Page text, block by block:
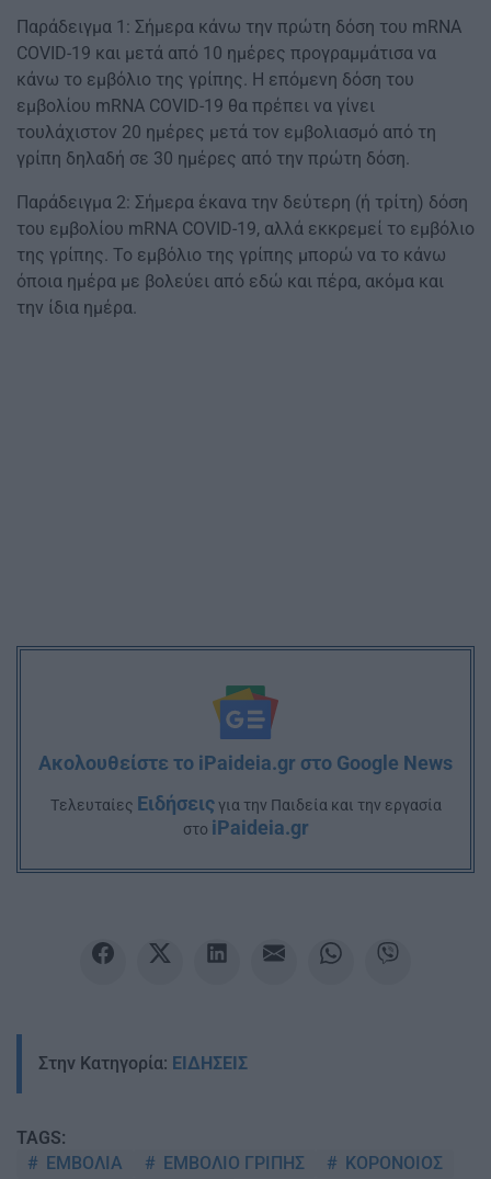
Παράδειγμα 1: Σήμερα κάνω την πρώτη δόση του mRNA
COVID-19 και μετά από 10 ημέρες προγραμμάτισα να
κάνω το εμβόλιο της γρίπης. Η επόμενη δόση του
εμβολίου mRNA COVID-19 θα πρέπει να γίνει
τουλάχιστον 20 ημέρες μετά τον εμβολιασμό από τη
γρίπη δηλαδή σε 30 ημέρες από την πρώτη δόση.
Παράδειγμα 2: Σήμερα έκανα την δεύτερη (ή τρίτη) δόση
του εμβολίου mRNA COVID-19, αλλά εκκρεμεί το εμβόλιο
της γρίπης. Το εμβόλιο της γρίπης μπορώ να το κάνω
όποια ημέρα με βολεύει από εδώ και πέρα, ακόμα και
την ίδια ημέρα.
Ακολουθείστε το iPaideia.gr στο Google News
Tελευταίες Ειδήσειςγια την Παιδεία και την εργασία
στο iPaideia.gr
Στην Κατηγορία: ΕΙΔΗΣΕΙΣ
TAGS:
ΕΜΒΟΛΙΑ
ΕΜΒΟΛΙΟ ΓΡΙΠΗΣ
ΚΟΡΟΝΟΙΟΣ